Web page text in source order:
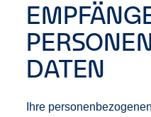
DATEN
Ihre